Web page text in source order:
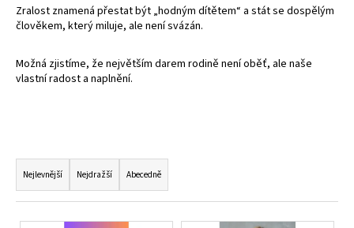
Zralost znamená přestat být „hodným dítětem“ a stát se dospělým
člověkem, který miluje, ale není svázán.
Možná zjistíme, že největším darem rodině není oběť, ale naše
vlastní radost a naplnění.
Ř
a
z
e
Nejlevnější Nejdražší Abecedně